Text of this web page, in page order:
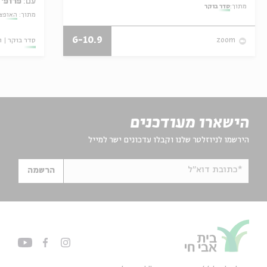
מתוך:סדר בוקר
zoom
6-10.9
מתוך:
סדר בוקר
הישארו מעודכנים
הירשמו לניוזלטר שלנו וקבלו עדכונים ישר למייל
*כתובת דוא"ל הרשמה